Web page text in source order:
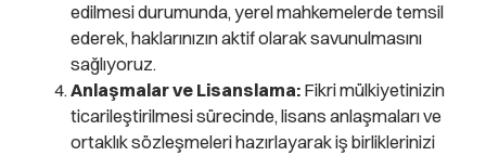
edilmesi durumunda, yerel mahkemelerde temsil
ederek, haklarınızın aktif olarak savunulmasını
sağlıyoruz.
Anlaşmalar ve Lisanslama:Fikri mülkiyetinizin
ticarileştirilmesi sürecinde, lisans anlaşmaları ve
ortaklık sözleşmeleri hazırlayarak iş birliklerinizi